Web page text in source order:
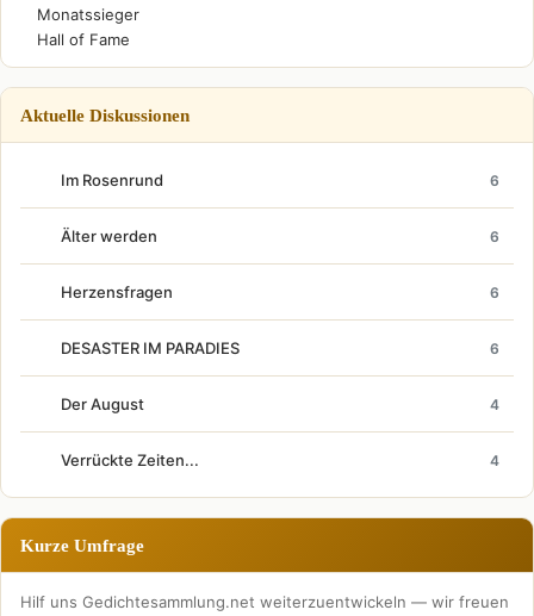
Monatssieger
Hall of Fame
Aktuelle Diskussionen
Im Rosenrund 6
Älter werden 6
Herzensfragen 6
DESASTER IM PARADIES 6
Der August 4
Verrückte Zeiten... 4
Kurze Umfrage
Hilf uns Gedichtesammlung.net weiterzuentwickeln — wir freuen